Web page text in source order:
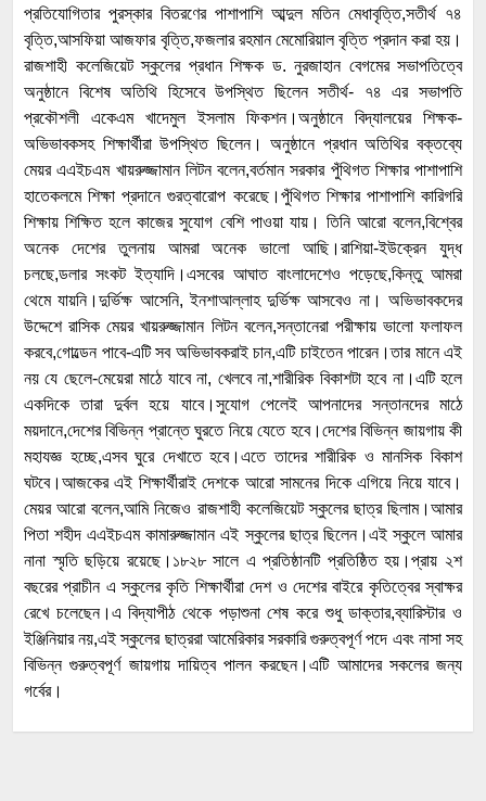
প্রতিযোগিতার পুরস্কার বিতরণের পাশাপাশি আব্দুল মতিন মেধাবৃত্তি,সতীর্থ ৭৪
বৃত্তি,আসফিয়া আজফার বৃত্তি,ফজলার রহমান মেমোরিয়াল বৃত্তি প্রদান করা হয়।
রাজশাহী কলেজিয়েট স্কুলের প্রধান শিক্ষক ড. নুরজাহান বেগমের সভাপতিত্বে
অনুষ্ঠানে বিশেষ অতিথি হিসেবে উপস্থিত ছিলেন সতীর্থ- ৭৪ এর সভাপতি
প্রকৌশলী একেএম খাদেমুল ইসলাম ফিকশন।অনুষ্ঠানে বিদ্যালয়ের শিক্ষক-
অভিভাবকসহ শিক্ষার্থীরা উপস্থিত ছিলেন। অনুষ্ঠানে প্রধান অতিথির বক্তব্যে
মেয়র এএইচএম খায়রুজ্জামান লিটন বলেন,বর্তমান সরকার পুঁথিগত শিক্ষার পাশাপাশি
হাতেকলমে শিক্ষা প্রদানে গুরত্বারোপ করেছে।পুঁথিগত শিক্ষার পাশাপাশি কারিগরি
শিক্ষায় শিক্ষিত হলে কাজের সুযোগ বেশি পাওয়া যায়। তিনি আরো বলেন,বিশ্বের
অনেক দেশের তুলনায় আমরা অনেক ভালো আছি।রাশিয়া-ইউক্রেন যুদ্ধ
চলছে,ডলার সংকট ইত্যাদি।এসবের আঘাত বাংলাদেশেও পড়েছে,কিন্তু আমরা
থেমে যায়নি।দুর্ভিক্ষ আসেনি, ইনশাআল্লাহ দুর্ভিক্ষ আসবেও না। অভিভাবকদের
উদ্দেশে রাসিক মেয়র খায়রুজ্জামান লিটন বলেন,সন্তানেরা পরীক্ষায় ভালো ফলাফল
করবে,গোল্ডেন পাবে-এটি সব অভিভাবকরাই চান,এটি চাইতেন পারেন।তার মানে এই
নয় যে ছেলে-মেয়েরা মাঠে যাবে না, খেলবে না,শারীরিক বিকাশটা হবে না।এটি হলে
একদিকে তারা দুর্বল হয়ে যাবে।সুযোগ পেলেই আপনাদের সন্তানদের মাঠে
ময়দানে,দেশের বিভিন্ন প্রান্তে ঘুরতে নিয়ে যেতে হবে।দেশের বিভিন্ন জায়গায় কী
মহাযজ্ঞ হচ্ছে,এসব ঘুরে দেখাতে হবে।এতে তাদের শারীরিক ও মানসিক বিকাশ
ঘটবে।আজকের এই শিক্ষার্থীরাই দেশকে আরো সামনের দিকে এগিয়ে নিয়ে যাবে।
মেয়র আরো বলেন,আমি নিজেও রাজশাহী কলেজিয়েট স্কুলের ছাত্র ছিলাম।আমার
পিতা শহীদ এএইচএম কামারুজ্জামান এই স্কুলের ছাত্র ছিলেন।এই স্কুলে আমার
নানা স্মৃতি ছড়িয়ে রয়েছে।১৮২৮ সালে এ প্রতিষ্ঠানটি প্রতিষ্ঠিত হয়।প্রায় ২শ
বছরের প্রাচীন এ স্কুলের কৃতি শিক্ষার্থীরা দেশ ও দেশের বাইরে কৃতিত্বের স্বাক্ষর
রেখে চলেছেন।এ বিদ্যাপীঠ থেকে পড়াশুনা শেষ করে শুধু ডাক্তার,ব্যারিস্টার ও
ইঞ্জিনিয়ার নয়,এই স্কুলের ছাত্ররা আমেরিকার সরকারি গুরুত্বপূর্ণ পদে এবং নাসা সহ
বিভিন্ন গুরুত্বপূর্ণ জায়গায় দায়িত্ব পালন করছেন।এটি আমাদের সকলের জন্য
গর্বের।